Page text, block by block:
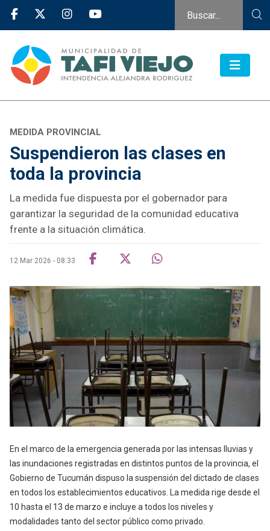
MEDIDA PROVINCIAL
Suspendieron las clases en
toda la provincia
La medida fue dispuesta por el gobernador para
garantizar la seguridad de la comunidad educativa
frente a la situación climática.
12 Mar 2026 - 08:33
En el marco de la emergencia generada por las intensas lluvias y
las inundaciones registradas en distintos puntos de la provincia, el
Gobierno de Tucumán dispuso la suspensión del dictado de clases
en todos los establecimientos educativos. La medida rige desde el
10 hasta el 13 de marzo e incluye a todos los niveles y
modalidades tanto del sector público como privado.